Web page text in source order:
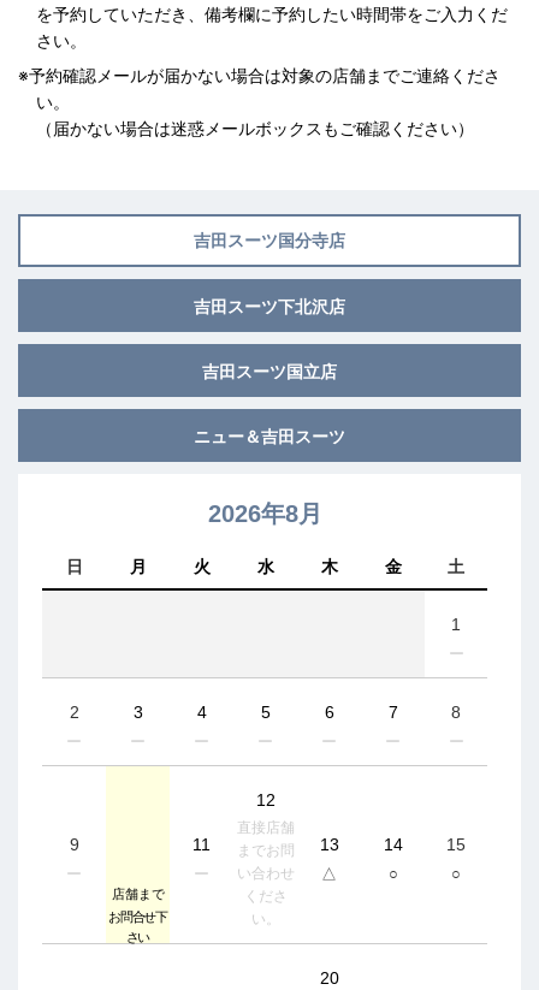
を予約していただき、備考欄に予約したい時間帯をご入力くだ
さい。
※予約確認メールが届かない場合は対象の店舗までご連絡くださ
い。
（届かない場合は迷惑メールボックスもご確認ください）
吉田スーツ国分寺店
吉田スーツ下北沢店
吉田スーツ国立店
ニュー＆吉田スーツ
2026年8月
日 月 火 水 木 金 土
1
ー
2
ー
3
ー
4
ー
5
ー
6
ー
7
ー
8
ー
9
ー
11
ー
12
直接店舗
までお問
い合わせ
くださ
い。
13
△
14
○
15
○
20